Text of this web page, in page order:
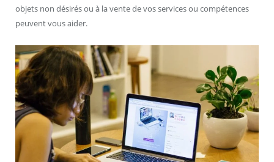
objets non désirés ou à la vente de vos services ou compétences
peuvent vous aider.